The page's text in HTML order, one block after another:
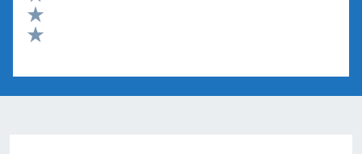
Valuta 3 stelle su 5
Valuta 2 stelle su 5